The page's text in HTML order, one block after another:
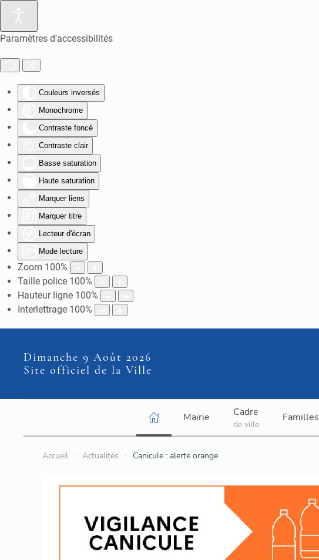
Paramètres d'accessibilités
Couleurs inversés
Monochrome
Contraste foncé
Contraste clair
Basse saturation
Haute saturation
Marquer liens
Marquer titre
Lecteur d'écran
Mode lecture
Zoom 100%
Taille police 100%
Hauteur ligne 100%
Interlettrage 100%
Dimanche 9 Août 2026
Site officiel de la Ville
Mairie Cadre
de ville
Familles
Accueil Actualités Canicule : alerte orange